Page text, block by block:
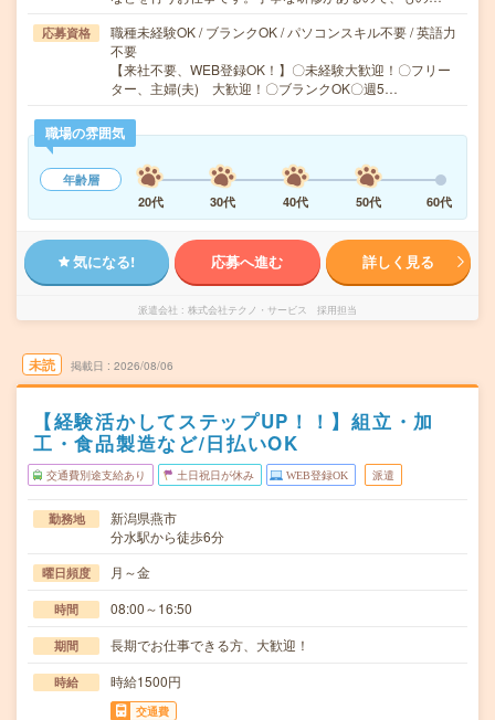
応募資格
職種未経験OK / ブランクOK / パソコンスキル不要 / 英語力
不要
【来社不要、WEB登録OK！】〇未経験大歓迎！〇フリー
ター、主婦(夫) 大歓迎！〇ブランクOK〇週5…
職場の雰囲気
年齢層
20代
30代 40代 50代 60代
気になる! 応募へ進む 詳しく見る
派遣会社 株式会社テクノ・サービス 採用担当
未読 掲載日 2026/08/06
【経験活かしてステップUP！！】組立・加
工・食品製造など/日払いOK
交通費別途支給あり 土日祝日が休み WEB登録OK 派遣
勤務地
新潟県燕市
分水駅から徒歩6分
曜日頻度 月～金
時間 08:00～16:50
期間 長期でお仕事できる方、大歓迎！
時給 時給1500円
交通費